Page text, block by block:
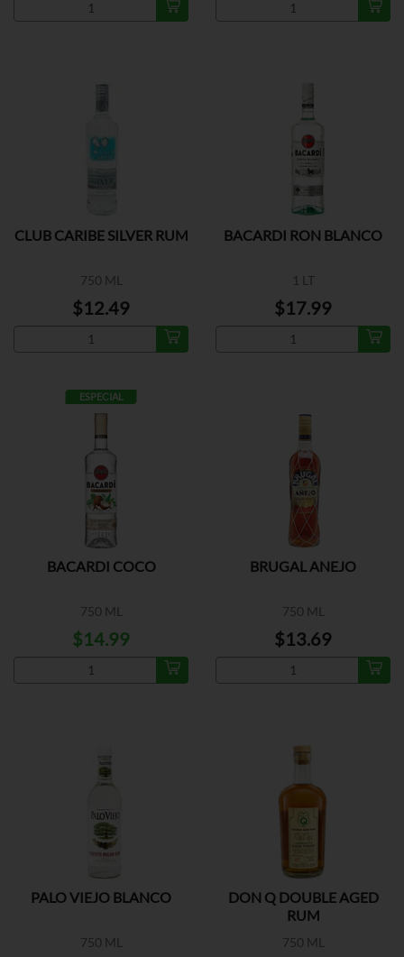
CLUB CARIBE SILVER RUM
750 ML
$12.49
BACARDI RON BLANCO
1 LT
$17.99
ESPECIAL
BACARDI COCO
750 ML
$14.99
BRUGAL ANEJO
750 ML
$13.69
PALO VIEJO BLANCO
750 ML
DON Q DOUBLE AGED
RUM
750 ML